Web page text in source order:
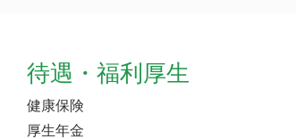
待遇・福利厚生
健康保険
厚生年金